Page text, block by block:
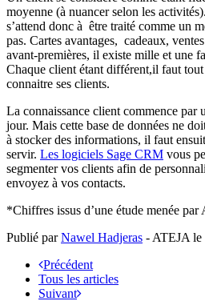
moyenne (à nuancer selon les
s’attend donc à être traité comme un
pas. Cartes avantages, cadeaux,
avant-premières, il existe mille et une
Chaque client étant différent,il faut
connaitre ses clients.
La connaissance client commence par
jour. Mais cette base de données ne
à stocker des informations, il faut
servir. Les logiciels Sage CRM vous
segmenter vos clients afin de
envoyez à vos contacts.
*Chiffres issus d’une étude menée par
Publié parNawel Hadjeras - ATEJA le
Précédent
Tous les articles
Suivant